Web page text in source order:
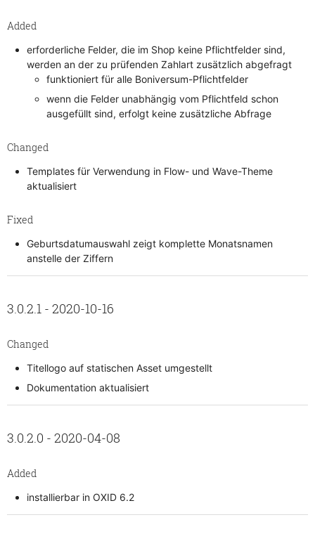
Added
erforderliche Felder, die im Shop keine Pflichtfelder sind,
werden an der zu prüfenden Zahlart zusätzlich abgefragt
funktioniert für alle Boniversum-Pflichtfelder
wenn die Felder unabhängig vom Pflichtfeld schon
ausgefüllt sind, erfolgt keine zusätzliche Abfrage
Changed
Templates für Verwendung in Flow- und Wave-Theme
aktualisiert
Fixed
Geburtsdatumauswahl zeigt komplette Monatsnamen
anstelle der Ziffern
3.0.2.1 - 2020-10-16
Changed
Titellogo auf statischen Asset umgestellt
Dokumentation aktualisiert
3.0.2.0 - 2020-04-08
Added
installierbar in OXID 6.2